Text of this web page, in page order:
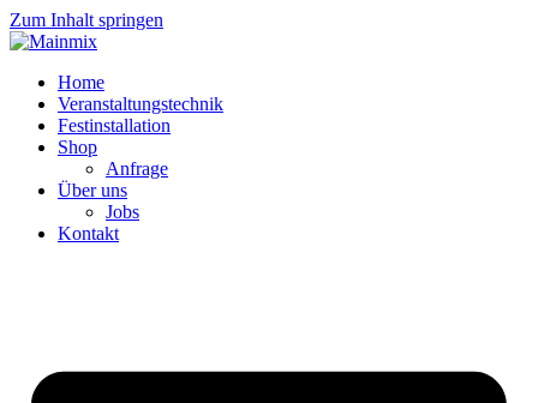
Zum Inhalt springen
Home
Veranstaltungstechnik
Festinstallation
Shop
Anfrage
Über uns
Jobs
Kontakt